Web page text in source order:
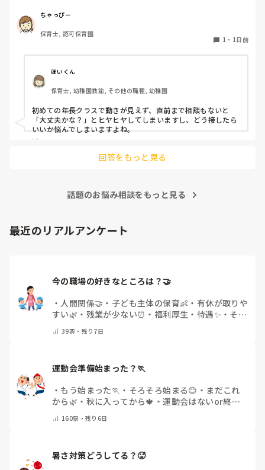
いで様子見てると直前になるまで何もアクションがなかった
り
他の職員に聞いてる様子もなくて
よほど自分に聞きづらいのか、聞く必要性さえ感じないの
か、もうよくわからないです。
対応にも悩みます。
ちゃっぴー
保育士, 認可保育園
1 ・ 1日前
ほいくん
保育士, 幼稚園教諭, その他の職種, 幼稚園
初めての年長クラスで動きが見えず、直前まで相談もないと
「大丈夫かな？」とヒヤヒヤしてしまいますし、どう接したら
いいか悩んでしまいますよね。
「こんなこと聞いたら迷惑かな」と抱え込んでいるケースがと
件、どこまで進んだ？」「困ってることない？」と具体的に声
「毎日夕方に5分だけ進捗確認の時間を取る」などルール化し
てしまうと、後輩も質問しやすくなりますよ。一人で抱え込ま
回答をもっと見る
話題のお悩み相談をもっと見る
最近のリアルアンケート
・ 人間関係🤝 ・ 子ども主体の保育👶 ・ 有休が取りや
すい🌿 ・ 残業が少ない⏰ ・ 福利厚生・待遇✨ ・ その
39票・ 残り7日
運動会準備始まった？🏃
・ もう始まった🏃 ・ そろそろ始まる😊 ・ まだこれ
から🌿 ・ 秋に入ってから🍁 ・運動会はないor終わ
160票・残り6日
暑さ対策どうしてる？🥵